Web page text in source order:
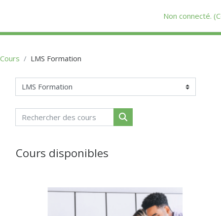
Non connecté. (
Cours LMS Formation
Catégories de cours
Rechercher des cours
Rechercher des cours
Cours disponibles